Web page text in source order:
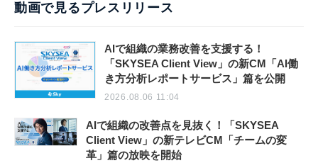
動画で見るプレスリリース
AIで組織の業務改善を支援する！
「SKYSEA Client View」の新CM「AI働
き方分析レポートサービス」篇を公開
2026.08.06 11:04
AIで組織の改善点を見抜く！「SKYSEA
Client View」の新テレビCM「チームの変
革」篇の放映を開始